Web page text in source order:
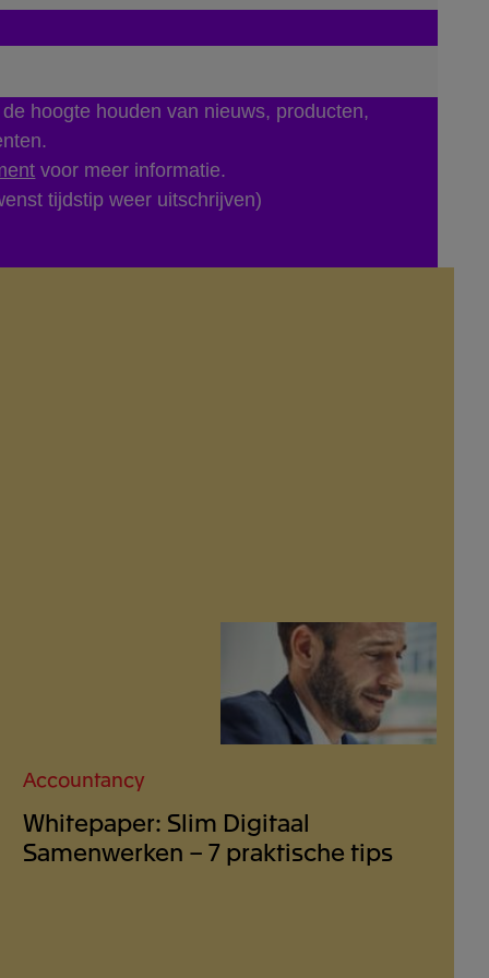
hoogte houden van nieuws, producten,
voor meer informatie.
tijdstip weer uitschrijven)
Accountancy
Whitepaper: Slim Digitaal
Samenwerken – 7 praktische tips